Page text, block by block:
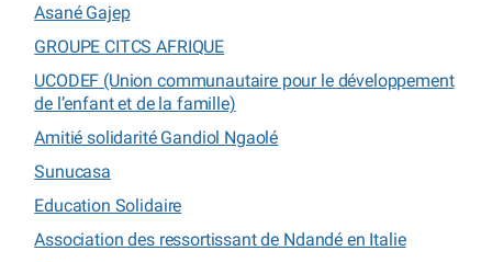
Asané Gajep
GROUPE CITCS AFRIQUE
UCODEF (Union communautaire pour le développement
de l’enfant et de la famille)
Amitié solidarité Gandiol Ngaolé
Sunucasa
Education Solidaire
Association des ressortissant de Ndandé en Italie